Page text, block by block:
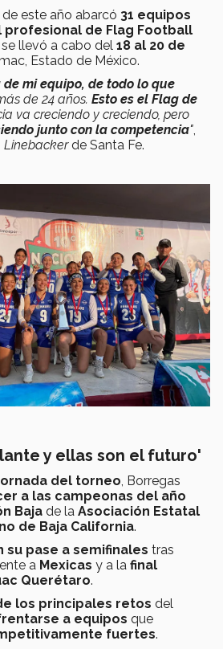
de este año abarcó 31 equipos
profesional de Flag Football
llevó a cabo del 18 al 20 de
Estado de México.
mi equipo, de todo lo que
de 24 años. Esto es el Flag de
va creciendo y creciendo, pero
junto con la competencia"
Linebackerde Santa Fe.
y ellas son el futuro'
del torneo, Borregas
a las campeonas del año
Baja de la Asociación Estatal
de Baja California.
su pase a semifinales tras
a Mexicas y a la final
Querétaro.
los principales retos del
a equipos que
fuertes.